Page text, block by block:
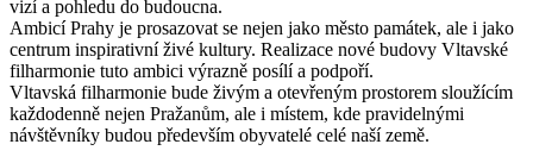
vizí a pohledu do budoucna.
Ambicí Prahy je prosazovat se nejen jako město památek, ale i jako
centrum inspirativní živé kultury. Realizace nové budovy Vltavské
filharmonie tuto ambici výrazně posílí a podpoří.
Vltavská filharmonie bude živým a otevřeným prostorem sloužícím
každodenně nejen Pražanům, ale i místem, kde pravidelnými
návštěvníky budou především obyvatelé celé naší země.